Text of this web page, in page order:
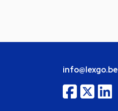
info@lexgo.be